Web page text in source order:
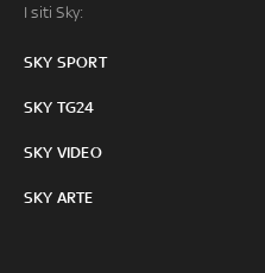
I siti Sky:
SKY SPORT
SKY TG24
SKY VIDEO
SKY ARTE